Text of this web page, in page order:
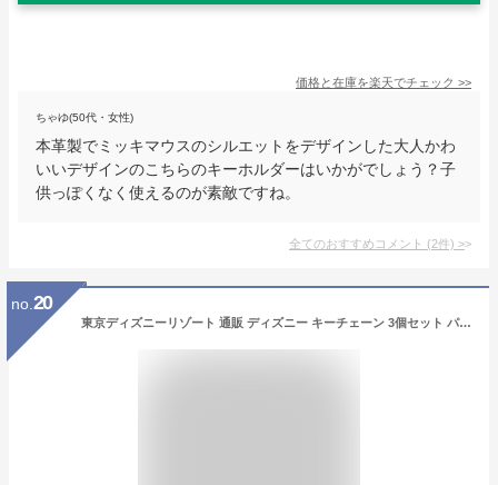
価格と在庫を楽天でチェック >>
ちゃゆ(50代・女性)
本革製でミッキマウスのシルエットをデザインした大人かわ
いいデザインのこちらのキーホルダーはいかがでしょう？子
供っぽくなく使えるのが素敵ですね。
全てのおすすめコメント (2件) >
no. 20
東京ディズニーリゾート 通販 ディズニー キーチェーン 3個セット パークフード おみやげ お土産 無料 ギフトラッピング TDR ディズニーランド ディズニーシー キーホルダー 2023/0720